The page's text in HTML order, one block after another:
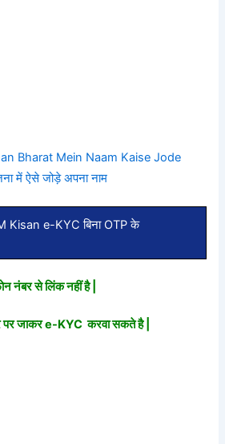
Bharat Mein Naam Kaise Jode
में ऐसे जोड़े अपना नाम
Kisan e-KYC बिना OTP के
नंबर से लिंक नहीं है |
पर जाकर e-KYC करवा सकते है |